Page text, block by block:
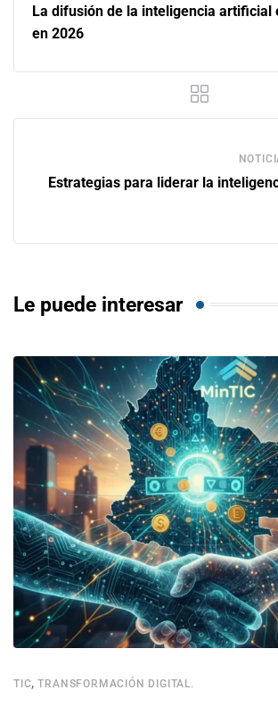
La difusión de la inteligencia artificial
en 2026
Estrategias para liderar la
Le puede interesar
TIC,TRANSFORMACIÓN DIGITAL.